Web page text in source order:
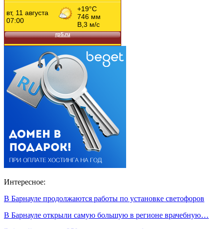
Интересное:
В Барнауле продолжаются работы по установке светофоров
В Барнауле открыли самую большую в регионе врачебную…